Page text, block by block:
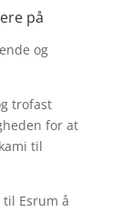
på
og
trofast
for at
til
Esrum å